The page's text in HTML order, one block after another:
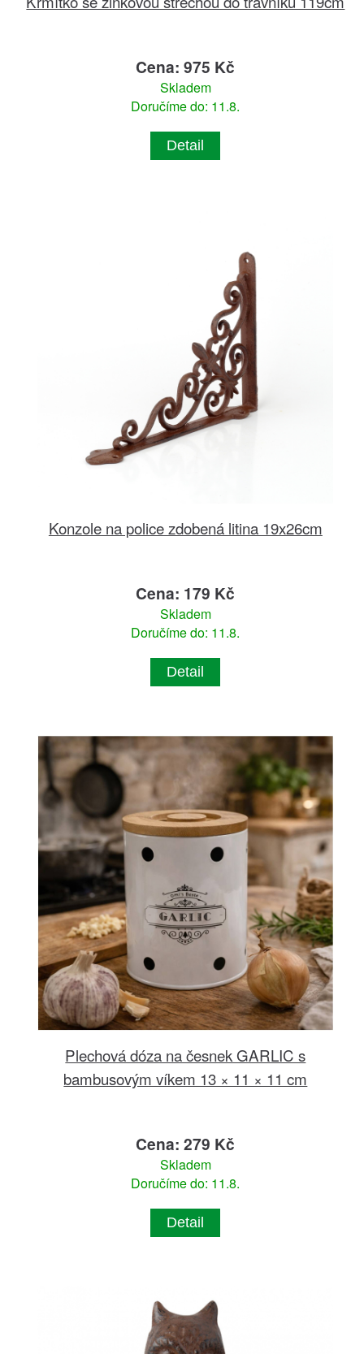
Cena: 975 Kč
Skladem
Doručíme do: 11.8.
Detail
Konzole na police zdobená litina 19x26cm
Cena: 179 Kč
Skladem
Doručíme do: 11.8.
Detail
Plechová dóza na česnek GARLIC s
bambusovým víkem 13 × 11 × 11 cm
Cena: 279 Kč
Skladem
Doručíme do: 11.8.
Detail